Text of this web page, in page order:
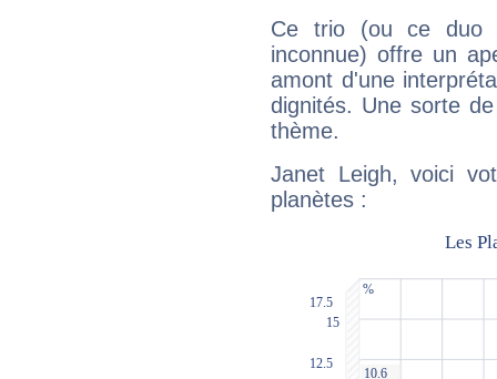
Ce trio (ou ce duo
inconnue) offre un
amont d'une
dignités. Une sorte
thème.
Janet Leigh, voici
planètes :